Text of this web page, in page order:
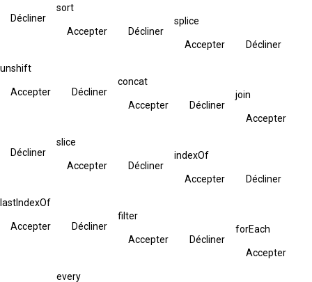
Décliner
sort
Accepter Décliner
splice
Accepter Décliner
unshift
Accepter Décliner
concat
Accepter Décliner
join
Accepter
Décliner
slice
Accepter Décliner
indexOf
Accepter Décliner
lastIndexOf
Accepter Décliner
filter
Accepter Décliner
forEach
Accepter
every